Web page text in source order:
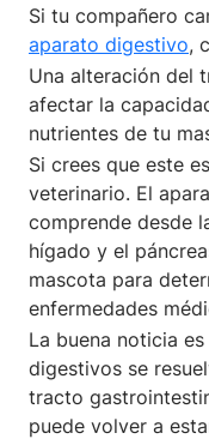
Si tu compañero
aparato digestivo,
Una alteración del
afectar la
nutrientes de tu
Si crees que este
veterinario. El
comprende desde
hígado y el
mascota para
enfermedades
La buena noticia
digestivos se
tracto
puede volver a